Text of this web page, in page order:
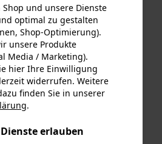
Rovince Ergoline
und unsere Dienste
optimal zu gestalten
Shop-Optimierung).
unsere Produkte
Media / Marketing).
hier Ihre Einwilligung
widerrufen. Weitere
finden Sie in unserer
.
erlauben
aufgetreten. Bitte